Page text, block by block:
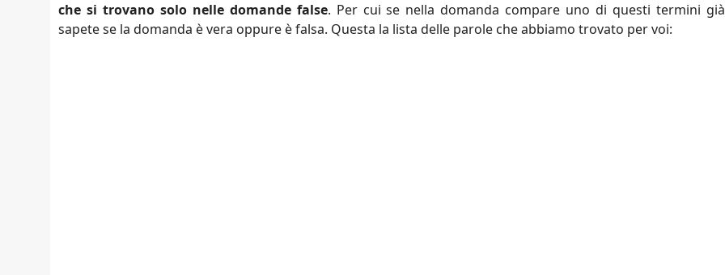
che si trovano solo nelle domande false. Per cui se nella domanda compare uno di questi termini già
sapete se la domanda è vera oppure è falsa. Questa la lista delle parole che abbiamo trovato per voi: